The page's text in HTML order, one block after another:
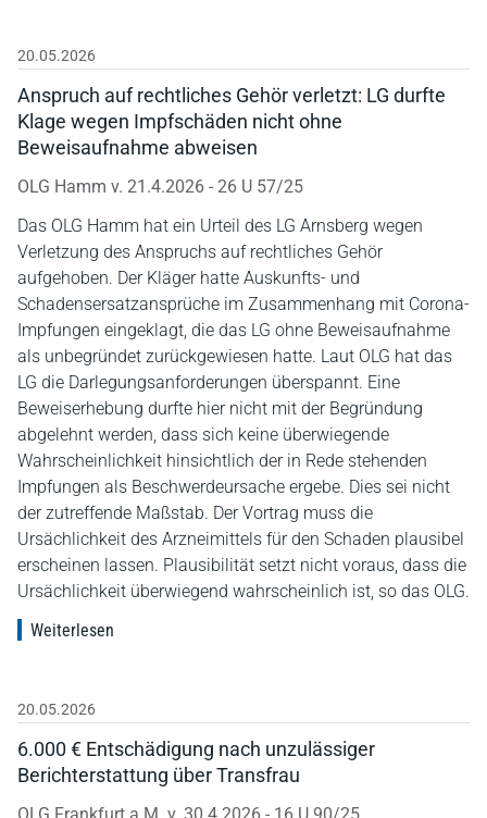
20.05.2026
Anspruch auf rechtliches Gehör verletzt: LG durfte
Klage wegen Impfschäden nicht ohne
Beweisaufnahme abweisen
OLG Hamm v. 21.4.2026 - 26 U 57/25
Das OLG Hamm hat ein Urteil des LG Arnsberg wegen
Verletzung des Anspruchs auf rechtliches Gehör
aufgehoben. Der Kläger hatte Auskunfts- und
Schadensersatzansprüche im Zusammenhang mit Corona-
Impfungen eingeklagt, die das LG ohne Beweisaufnahme
als unbegründet zurückgewiesen hatte. Laut OLG hat das
LG die Darlegungsanforderungen überspannt. Eine
Beweiserhebung durfte hier nicht mit der Begründung
abgelehnt werden, dass sich keine überwiegende
Wahrscheinlichkeit hinsichtlich der in Rede stehenden
Impfungen als Beschwerdeursache ergebe. Dies sei nicht
der zutreffende Maßstab. Der Vortrag muss die
Ursächlichkeit des Arzneimittels für den Schaden plausibel
erscheinen lassen. Plausibilität setzt nicht voraus, dass die
Ursächlichkeit überwiegend wahrscheinlich ist, so das OLG.
Weiterlesen
20.05.2026
6.000 € Entschädigung nach unzulässiger
Berichterstattung über Transfrau
OLG Frankfurt a.M. v. 30.4.2026 - 16 U 90/25